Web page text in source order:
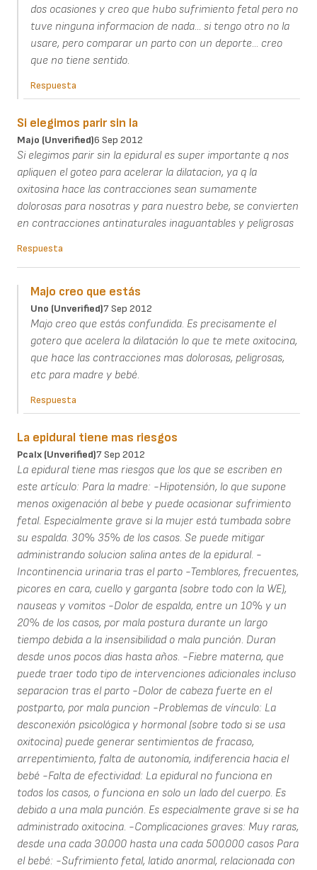
dos ocasiones y creo que hubo sufrimiento fetal pero no
tuve ninguna informacion de nada... si tengo otro no la
usare, pero comparar un parto con un deporte... creo
que no tiene sentido.
Respuesta
Si elegimos parir sin la
Majo (unverified)6 Sep 2012
Si elegimos parir sin la epidural es super importante q nos
apliquen el goteo para acelerar la dilatacion, ya q la
oxitosina hace las contracciones sean sumamente
dolorosas para nosotras y para nuestro bebe, se convierten
en contracciones antinaturales inaguantables y peligrosas
Respuesta
Majo creo que estás
Uno (unverified)7 Sep 2012
Majo creo que estás confundida. Es precisamente el
gotero que acelera la dilatación lo que te mete oxitocina,
que hace las contracciones mas dolorosas, peligrosas,
etc para madre y bebé.
Respuesta
La epidural tiene mas riesgos
Pcalx (unverified)7 Sep 2012
La epidural tiene mas riesgos que los que se escriben en
este artículo: Para la madre: -Hipotensión, lo que supone
menos oxigenación al bebe y puede ocasionar sufrimiento
fetal. Especialmente grave si la mujer está tumbada sobre
su espalda. 30% 35% de los casos. Se puede mitigar
administrando solucion salina antes de la epidural. -
Incontinencia urinaria tras el parto -Temblores, frecuentes,
picores en cara, cuello y garganta (sobre todo con la WE),
nauseas y vomitos -Dolor de espalda, entre un 10% y un
20% de los casos, por mala postura durante un largo
tiempo debida a la insensibilidad o mala punción. Duran
desde unos pocos dias hasta años. -Fiebre materna, que
puede traer todo tipo de intervenciones adicionales incluso
separacion tras el parto -Dolor de cabeza fuerte en el
postparto, por mala puncion -Problemas de vínculo: La
desconexión psicológica y hormonal (sobre todo si se usa
oxitocina) puede generar sentimientos de fracaso,
arrepentimiento, falta de autonomía, indiferencia hacia el
bebé -Falta de efectividad: La epidural no funciona en
todos los casos, o funciona en solo un lado del cuerpo. Es
debido a una mala punción. Es especialmente grave si se ha
administrado oxitocina. -Complicaciones graves: Muy raras,
desde una cada 30.000 hasta una cada 500.000 casos Para
el bebé: -Sufrimiento fetal, latido anormal, relacionada con